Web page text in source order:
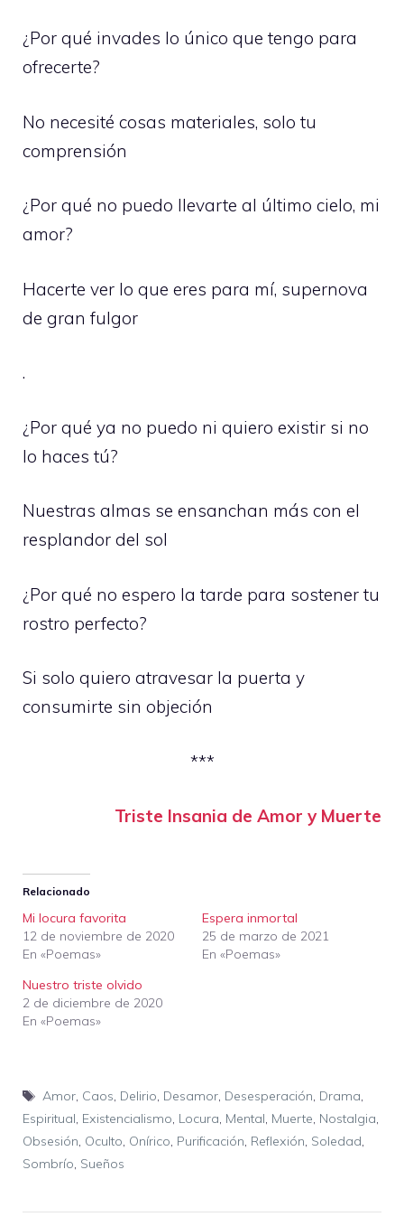
¿Por qué invades lo único que tengo para
ofrecerte?
No necesité cosas materiales, solo tu
comprensión
¿Por qué no puedo llevarte al último cielo, mi
amor?
Hacerte ver lo que eres para mí, supernova
de gran fulgor
.
¿Por qué ya no puedo ni quiero existir si no
lo haces tú?
Nuestras almas se ensanchan más con el
resplandor del sol
¿Por qué no espero la tarde para sostener tu
rostro perfecto?
Si solo quiero atravesar la puerta y
consumirte sin objeción
***
Triste Insania de Amor y Muerte
Relacionado
Mi locura favorita
12 de noviembre de 2020
En «Poemas»
Espera inmortal
25 de marzo de 2021
En «Poemas»
Nuestro triste olvido
2 de diciembre de 2020
En «Poemas»
Etiquetas
Amor, Caos, Delirio, Desamor, Desesperación, Drama,
Espiritual, Existencialismo, Locura, Mental, Muerte, Nostalgia,
Obsesión, Oculto, Onírico, Purificación, Reflexión, Soledad,
Sombrío, Sueños